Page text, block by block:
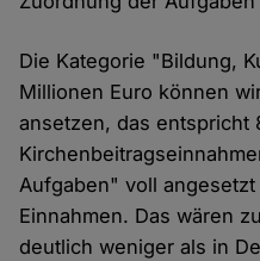
Die Kategorie "Bildung,
Millionen Euro können
ansetzen, das entspricht
Aufgaben" voll
Einnahmen. Das wären
deutlich weniger als in